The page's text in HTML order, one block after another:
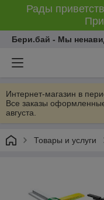
Рады
Бери.бай - Мы
Интернет-магазин в
Все заказы
августа.
Товары и услуги